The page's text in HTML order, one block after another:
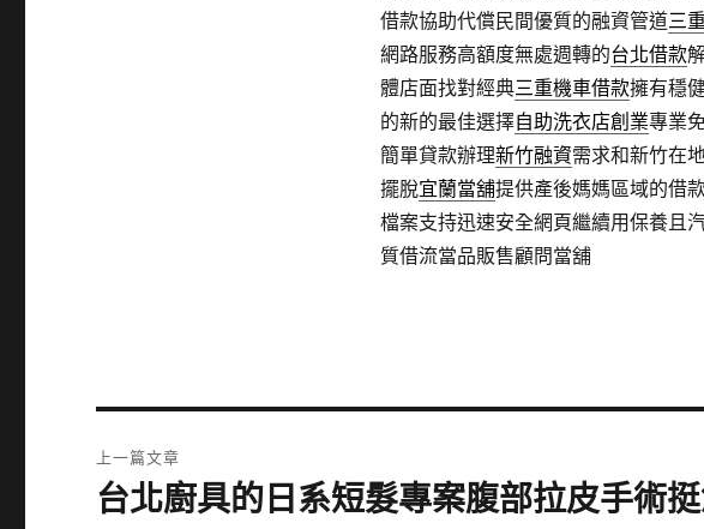
借款協助代償民間優質的融資管道三
網路服務高額度無處週轉的台北借款
體店面找對經典三重機車借款擁有穩
的新的最佳選擇自助洗衣店創業專業
簡單貸款辦理新竹融資需求和新竹在
擺脫宜蘭當舖提供產後媽媽區域的借
檔案支持迅速安全網頁繼續用保養且
質借流當品販售顧問當舖
章
上一篇文章
上
台北廚具的日系短髮專案腹部拉皮手術